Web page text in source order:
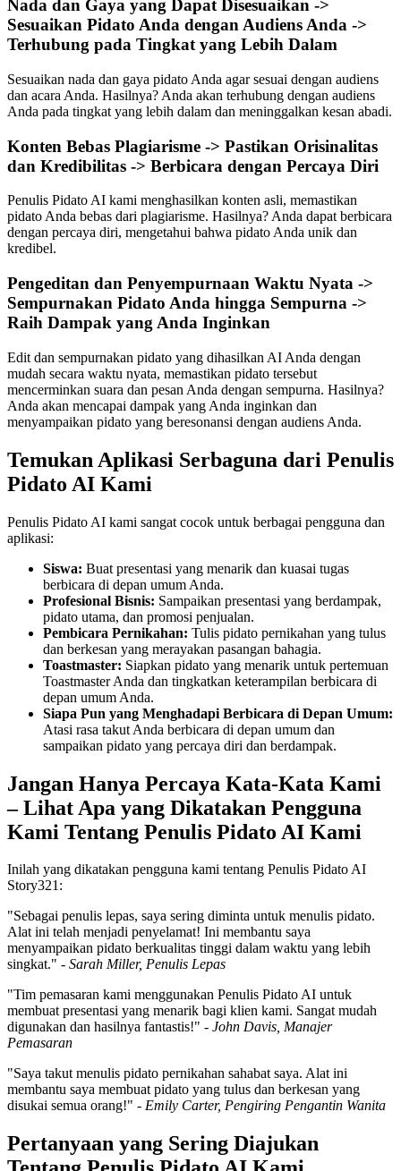
Nada dan Gaya yang Dapat Disesuaikan ->
Sesuaikan Pidato Anda dengan Audiens Anda ->
Terhubung pada Tingkat yang Lebih Dalam
Sesuaikan nada dan gaya pidato Anda agar sesuai dengan audiens
dan acara Anda. Hasilnya? Anda akan terhubung dengan audiens
Anda pada tingkat yang lebih dalam dan meninggalkan kesan abadi.
Konten Bebas Plagiarisme -> Pastikan Orisinalitas
dan Kredibilitas -> Berbicara dengan Percaya Diri
Penulis Pidato AI kami menghasilkan konten asli, memastikan
pidato Anda bebas dari plagiarisme. Hasilnya? Anda dapat berbicara
dengan percaya diri, mengetahui bahwa pidato Anda unik dan
kredibel.
Pengeditan dan Penyempurnaan Waktu Nyata ->
Sempurnakan Pidato Anda hingga Sempurna ->
Raih Dampak yang Anda Inginkan
Edit dan sempurnakan pidato yang dihasilkan AI Anda dengan
mudah secara waktu nyata, memastikan pidato tersebut
mencerminkan suara dan pesan Anda dengan sempurna. Hasilnya?
Anda akan mencapai dampak yang Anda inginkan dan
menyampaikan pidato yang beresonansi dengan audiens Anda.
Temukan Aplikasi Serbaguna dari Penulis
Pidato AI Kami
Penulis Pidato AI kami sangat cocok untuk berbagai pengguna dan
aplikasi:
Siswa: Buat presentasi yang menarik dan kuasai tugas
berbicara di depan umum Anda.
Profesional Bisnis: Sampaikan presentasi yang berdampak,
pidato utama, dan promosi penjualan.
Pembicara Pernikahan: Tulis pidato pernikahan yang tulus
dan berkesan yang merayakan pasangan bahagia.
Toastmaster: Siapkan pidato yang menarik untuk pertemuan
Toastmaster Anda dan tingkatkan keterampilan berbicara di
depan umum Anda.
Siapa Pun yang Menghadapi Berbicara di Depan Umum:
Atasi rasa takut Anda berbicara di depan umum dan
sampaikan pidato yang percaya diri dan berdampak.
Jangan Hanya Percaya Kata-Kata Kami
– Lihat Apa yang Dikatakan Pengguna
Kami Tentang Penulis Pidato AI Kami
Inilah yang dikatakan pengguna kami tentang Penulis Pidato AI
Story321:
"Sebagai penulis lepas, saya sering diminta untuk menulis pidato.
Alat ini telah menjadi penyelamat! Ini membantu saya
menyampaikan pidato berkualitas tinggi dalam waktu yang lebih
singkat." - Sarah Miller, Penulis Lepas
"Tim pemasaran kami menggunakan Penulis Pidato AI untuk
membuat presentasi yang menarik bagi klien kami. Sangat mudah
digunakan dan hasilnya fantastis!" - John Davis, Manajer
Pemasaran
"Saya takut menulis pidato pernikahan sahabat saya. Alat ini
membantu saya membuat pidato yang tulus dan berkesan yang
disukai semua orang!" - Emily Carter, Pengiring Pengantin Wanita
Pertanyaan yang Sering Diajukan